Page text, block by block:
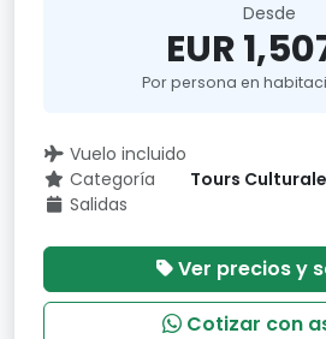
Desde
EUR
Por persona en
Vuelo incluido
Categoría
Tours
Salidas
Ver precios y
Cotizar con